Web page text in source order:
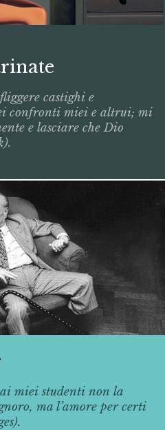
castighi e
confronti miei e altrui; mi
e lasciare che Dio
miei studenti non la
ma l’amore per certi